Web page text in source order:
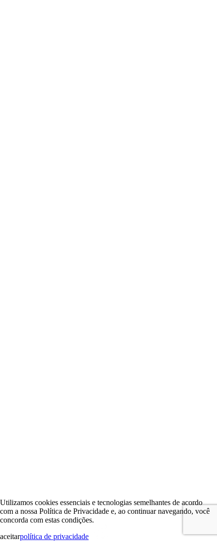
Utilizamos cookies essenciais e tecnologias semelhantes de acordo
com a nossa Política de Privacidade e, ao continuar navegando, você
concorda com estas condições.
aceitarpolítica de privacidade